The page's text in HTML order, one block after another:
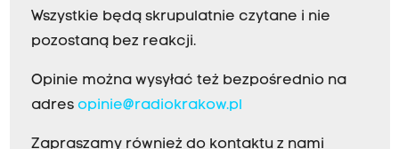
Wszystkie będą skrupulatnie czytane i nie
pozostaną bez reakcji.
Opinie można wysyłać też bezpośrednio na
adres opinie@radiokrakow.pl
Zapraszamy również do kontaktu z nami